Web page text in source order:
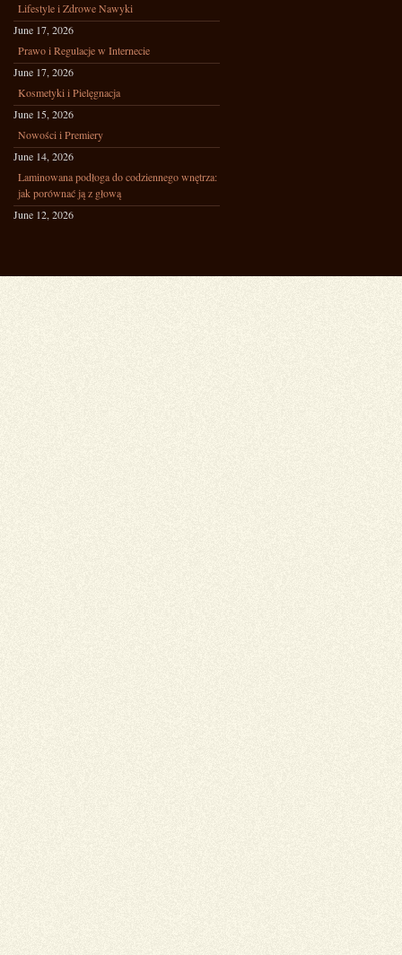
Lifestyle i Zdrowe Nawyki
June 17, 2026
Prawo i Regulacje w Internecie
June 17, 2026
Kosmetyki i Pielęgnacja
June 15, 2026
Nowości i Premiery
June 14, 2026
Laminowana podłoga do codziennego wnętrza:
jak porównać ją z głową
June 12, 2026